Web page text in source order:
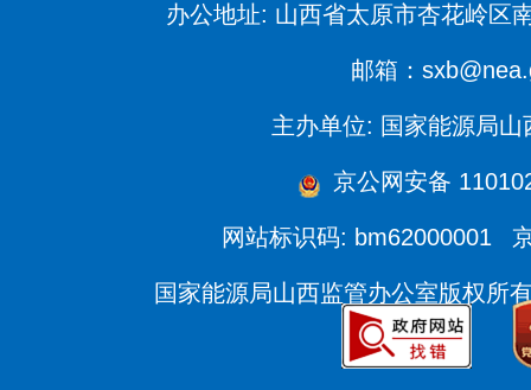
办公地址: 山西省太原市杏花岭区
邮箱：
主办单位: 国家能源局山
京公网安备
网站标识码: bm62000001
国家能源局山西监管办公室版权所